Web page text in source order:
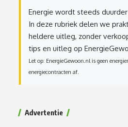
Energie wordt steeds
In deze rubriek delen we
heldere uitleg, zonder
tips en uitleg op
Let op: EnergieGewoon.nl is geen
energiecontracten af.
Advertentie